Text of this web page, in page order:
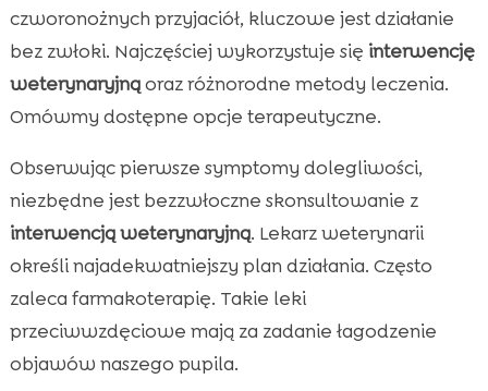
czworonożnych przyjaciół, kluczowe jest działanie
bez zwłoki. Najczęściej wykorzystuje się interwencję
weterynaryjnąoraz różnorodne metody leczenia.
Omówmy dostępne opcje terapeutyczne.
Obserwując pierwsze symptomy dolegliwości,
niezbędne jest bezzwłoczne skonsultowanie z
interwencją weterynaryjną. Lekarz weterynarii
określi najadekwatniejszy plan działania. Często
zaleca farmakoterapię. Takie leki
przeciwwzdęciowe mają za zadanie łagodzenie
objawów naszego pupila.